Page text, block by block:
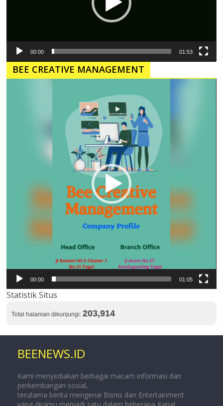
00:00 01:53
BEE CREATIVE MANAGEMENT
00:00 01:05
Statistik Situs
Total halaman dikunjungi:203,914
BEENEWS.ID
Kami menyediakan berbagai macam informasi dan
perkembangan sosial,
terutama berita mengenai Bisnis dan Entertainment
yang diramu menjadi satu dalam beberapa Kanal.